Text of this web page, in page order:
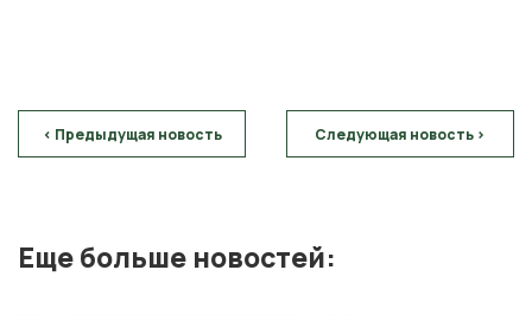
< Предыдущая новость Следующая новость >
Еще больше новостей: